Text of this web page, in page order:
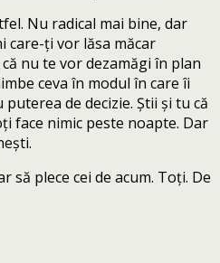
Nu radical mai bine, dar
care-ți vor lăsa măcar
nu te vor dezamăgi în plan
ceva în modul în care îi
puterea de decizie. Știi și tu că
face nimic peste noapte. Dar
să plece cei de acum. Toți. De